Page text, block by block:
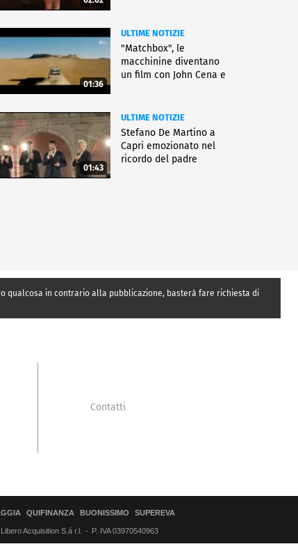
01:36
ULTIME NOTIZIE
"Matchbox", le
macchinine diventano
un film con John Cena e
01:43
ULTIME NOTIZIE
Stefano De Martino a
Capri emozionato nel
ricordo del padre
qualcosa in contrario alla pubblicazione, basterà fare richiesta di
Contatti
QUIFINANZA BUONISSIMO SUPEREVA
Acquisition S.á r.l. P. IVA 03970540963